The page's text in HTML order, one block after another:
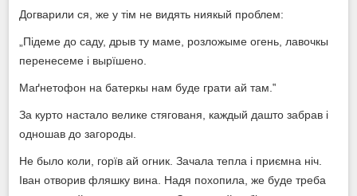
Догварили ся, же у тім не видять ниякый проблем:
„Підеме до саду, дрыв ту маме, розложыме огень, лавочкы
перенесеме і вырїшено.
Маґнетофон на батеркы нам буде грати ай там.‟
За курто настало велике стягованя, каждый дашто забрав і
одношав до загороды.
Не было коли, горїв ай огник. Зачала тепла і приємна ніч.
Іван отворив фляшку вина. Надя похопила, же буде треба